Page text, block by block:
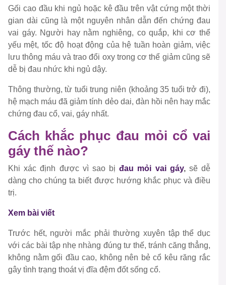
Gối cao đầu khi ngủ hoặc kê đầu trên vật cứng một thời
gian dài cũng là một nguyên nhân dẫn đến chứng đau
vai gáy. Người hay nằm nghiêng, co quắp, khi cơ thể
yếu mệt, tốc độ hoạt động của hệ tuần hoàn giảm, việc
lưu thông máu và trao đổi oxy trong cơ thể giảm cũng sẽ
dễ bị đau nhức khi ngủ dậy.
Thông thường, từ tuổi trung niên (khoảng 35 tuổi trở đi),
hệ mạch máu đã giảm tính dẻo dai, đàn hồi nên hay mắc
chứng đau cổ, vai, gáy nhất.
Cách khắc phục đau mỏi cổ vai
gáy thế nào?
Khi xác định được vì sao bịđau mỏi vai gáy,sẽ dễ
dàng cho chúng ta biết được hướng khắc phục và điều
trị.
Xem bài viết
Trước hết, người mắc phải thường xuyên tập thể dục
với các bài tập nhẹ nhàng đúng tư thế, tránh căng thẳng,
không nằm gối đầu cao, không nên bẻ cổ kêu răng rắc
gây tình trạng thoát vị đĩa đệm đốt sống cổ.